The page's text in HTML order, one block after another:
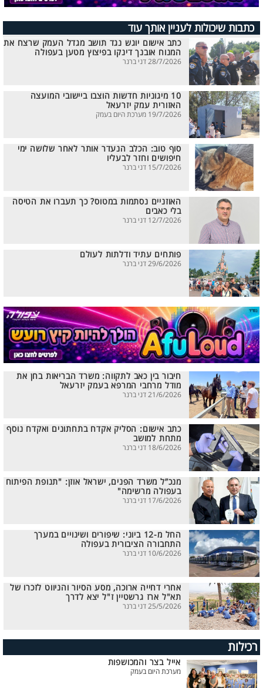
כתבות שיכולות לעניין אותך עוד
כתב אישום יוגש נגד תושב מגדל העמק שרצח את
המנוח אובנך דינקו בפיצוץ מטען בעפולה
28/7/2026 דני ברנר
10 מיגוניות חדשות הוצבו ביישובי המועצה
האזורית עמק יזרעאל
19/7/2026 מערכת היום בעמק
סוף טוב: הכלב הנעדר אותר לאחר שלושה ימי
חיפושים וחזר לבעליו
15/7/2026 דני ברנר
האוזניים נסתמות במטוס? כך תעברו את הטיסה
בלי כאבים
12/7/2026 דני ברנר
פותחים עתיד ודלתות לעולם
29/6/2026 דני ברנר
חיבור בין כאב לתקווה: משרד הבריאות בחן את
מודל מרחבי המרפא בעמק יזרעאל
21/6/2026 דני ברנר
כתב אישום: הסליק אקדח בתחתונים ואקדח נוסף
מתחת למושב
18/6/2026 דני ברנר
מנכ”ל משרד הפנים, ישראל אוזן: "תנופת הפיתוח
בעפולה מרשימה"
17/6/2026 דני ברנר
החל מ-12 ביוני: שיפורים ושינויים במערך
התחבורה הציבורית בעפולה
10/6/2026 דני ברנר
אחרי דחייה ארוכה, מסע הסיור והניווט לזכרו של
תא"ל ארז גרשטיין ז"ל יצא לדרך
25/5/2026 דני ברנר
רכילות
אייל בצר והמכושפות
מערכת היום בעמק